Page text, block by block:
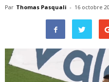
Par Thomas Pasquali - 16 octobre